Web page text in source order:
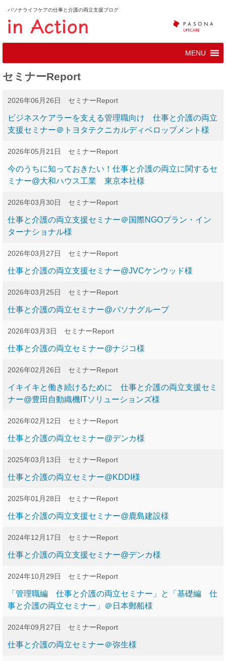
パソナライフケアの仕事と介護の両立支援ブログ
セミナーReport
2026年06月26日 セミナーReport
ビジネスケアラーを支える管理職向け 仕事と介護の両立
支援セミナー＠トヨタテクニカルディベロップメント様
2026年05月21日 セミナーReport
今のうちに知っておきたい！仕事と介護の両立に関するセ
ミナー@大和ハウス工業 東京本社様
2026年03月30日 セミナーReport
仕事と介護の両立支援セミナー＠国際NGOプラン・イン
ターナショナル様
2026年03月27日 セミナーReport
仕事と介護の両立支援セミナー@JVCケンウッド様
2026年03月25日 セミナーReport
仕事と介護の両立セミナー@パソナグループ
2026年03月3日 セミナーReport
仕事と介護の両立セミナー@ナジコ様
2026年02月26日 セミナーReport
イキイキと働き続けるために 仕事と介護の両立支援セミ
ナー@豊田自動織機ITソリューションズ様
2026年02月12日 セミナーReport
仕事と介護の両立セミナー@デンカ様
2025年03月13日 セミナーReport
仕事と介護の両立セミナー@KDDI様
2025年01月28日 セミナーReport
仕事と介護の両立支援セミナー@鹿島建設様
2024年12月17日 セミナーReport
仕事と介護の両立支援セミナー@デンカ様
2024年10月29日 セミナーReport
「管理職編 仕事と介護の両立セミナー」と「基礎編 仕
事と介護の両立セミナー」＠日本郵船様
2024年09月27日 セミナーReport
仕事と介護の両立セミナー＠弥生様